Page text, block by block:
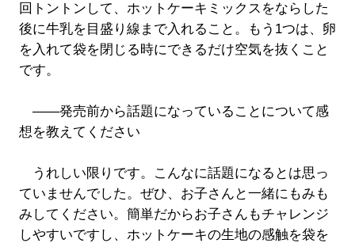
回トントンして、ホットケーキミックスをならした
後に牛乳を目盛り線まで入れること。もう1つは、卵
を入れて袋を閉じる時にできるだけ空気を抜くこと
です。
――発売前から話題になっていることについて感
想を教えてください
うれしい限りです。こんなに話題になるとは思っ
ていませんでした。ぜひ、お子さんと一緒にもみも
みしてください。簡単だからお子さんもチャレンジ
しやすいですし、ホットケーキの生地の感触を袋を